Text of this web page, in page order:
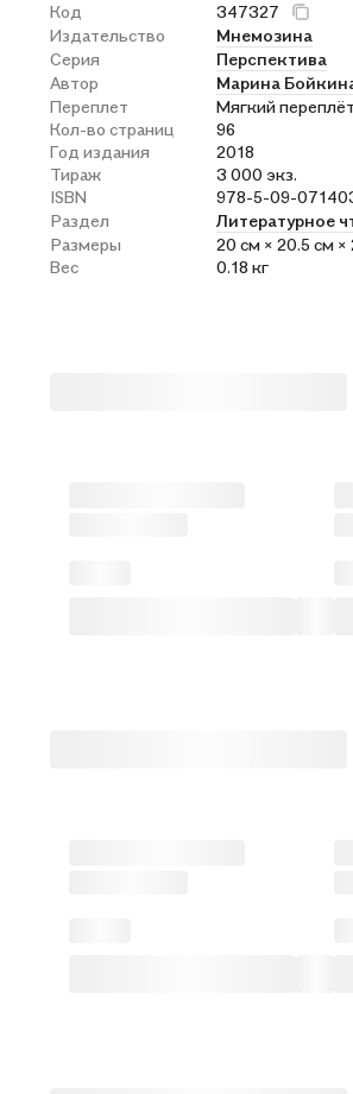
Код
347327
Издательство
Мнемозина
Серия
Перспектива
Автор
Марина
Переплет
Мягкий переплёт
Кол-во страниц
96
Год издания
2018
Тираж
3 000 экз.
ISBN
978-5-09-
Раздел
Литературное
Размеры
20 см × 20.5 см ×
Вес
0.18 кг